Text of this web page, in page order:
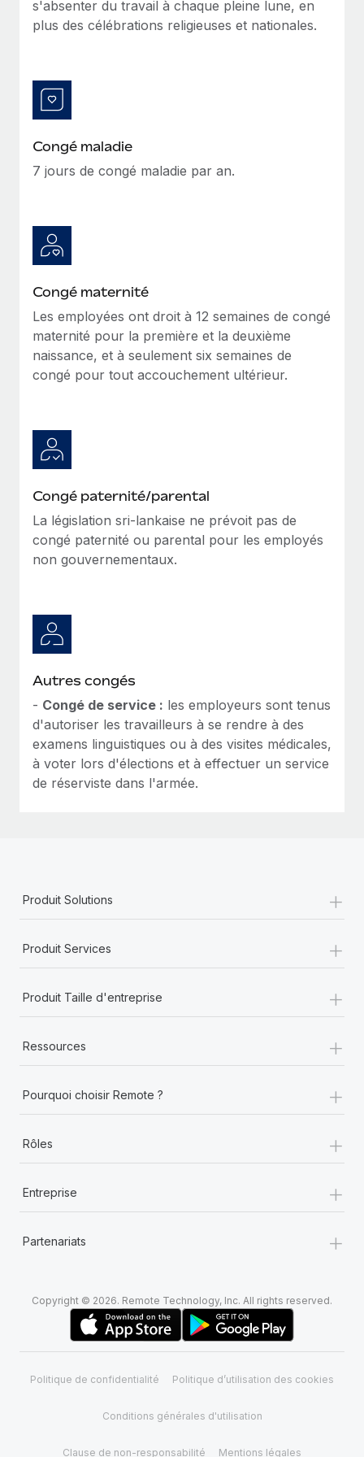
Création d’entité
Mobilité et déménagement international
Organisez facilement le déménagement de vos
employés
Avantages sociaux
Explorer le blog
Mises à jour des produits de Remote :
freelances Plus
Remote a toujours pour mission d'aider les entreprises de
En savoir plus
répartis dans 19 pays grâce à Remote
Phiture, un leader notable du conseil en matière de
croissance mobile internationale, encourage les...
En savoir plus
s'absenter du travail à chaque pleine lune, en
plus des célébrations religieuses et nationales.
Congé maladie
7 jours de congé maladie par an.
Congé maternité
Les employées ont droit à 12 semaines de congé
maternité pour la première et la deuxième
naissance, et à seulement six semaines de
congé pour tout accouchement ultérieur.
Congé paternité/parental
La législation sri-lankaise ne prévoit pas de
congé paternité ou parental pour les employés
non gouvernementaux.
Autres congés
- Congé de service : les employeurs sont tenus
d'autoriser les travailleurs à se rendre à des
examens linguistiques ou à des visites médicales,
à voter lors d'élections et à effectuer un service
de réserviste dans l'armée.
Produit Solutions +
Produit Services +
Produit Taille d'entreprise +
Ressources +
Pourquoi choisir Remote ? +
Rôles +
Entreprise +
Partenariats +
Copyright © 2026. Remote Technology, Inc. All rights reserved.
Politique de confidentialité Politique d’utilisation des cookies
Conditions générales d'utilisation
Clause de non-responsabilité Mentions légales